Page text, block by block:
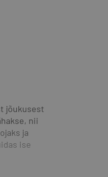
jõukusest
nii
ja
ise